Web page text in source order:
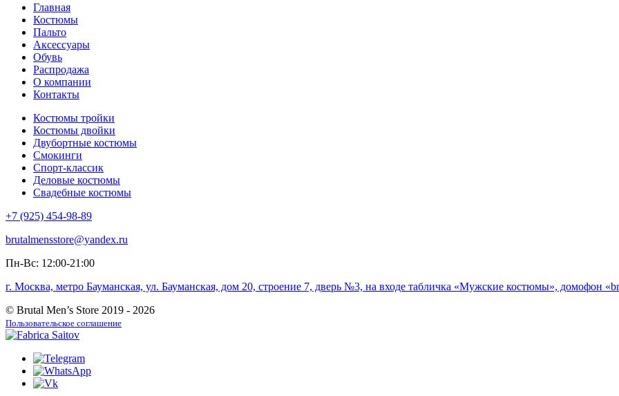
Главная
Костюмы
Пальто
Аксессуары
Обувь
Распродажа
О компании
Контакты
Костюмы тройки
Костюмы двойки
Двубортные костюмы
Смокинги
Спорт-классик
Деловые костюмы
Свадебные костюмы
+7 (925) 454-98-89
brutalmensstore@yandex.ru
Пн-Вс: 12:00-21:00
г. Москва, метро Бауманская, ул. Бауманская, дом 20, строение 7, дверь №3, на входе табличка «Мужские костюмы», домофон
© Brutal Men’s Store 2019 - 2026
Пользовательское соглашение